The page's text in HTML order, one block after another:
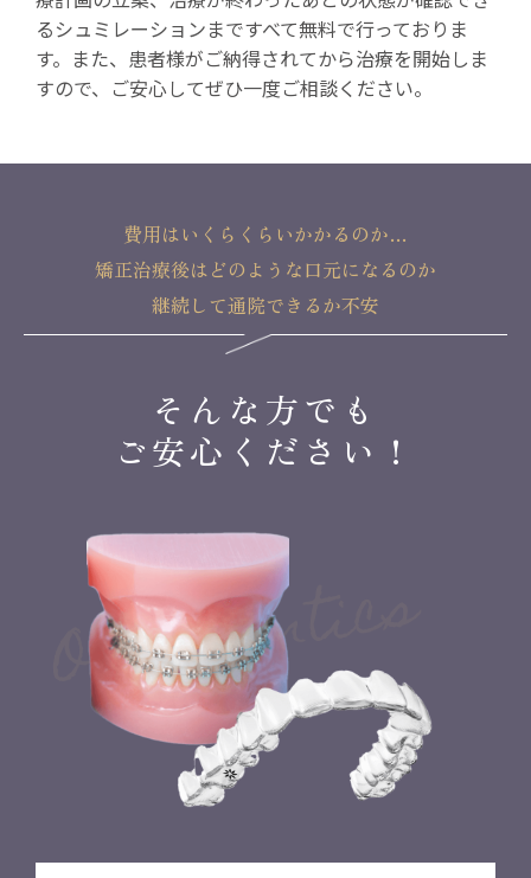
るシュミレーションまですべて無料で行っておりま
す。また、患者様がご納得されてから治療を開始しま
すので、ご安心してぜひ一度ご相談ください。
費用はいくらくらいかかるのか…
矯正治療後はどのような口元になるのか
継続して通院できるか不安
そんな方でも
ご安心ください！